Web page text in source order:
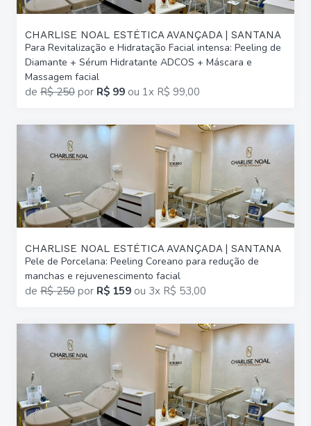
CHARLISE NOAL ESTÉTICA AVANÇADA | SANTANA
Para Revitalização e Hidratação Facial intensa: Peeling de
Diamante + Sérum Hidratante ADCOS + Máscara e
Massagem facial
de R$ 250 por R$ 99 ou 1x R$ 99,00
CHARLISE NOAL ESTÉTICA AVANÇADA | SANTANA
Pele de Porcelana: Peeling Coreano para redução de
manchas e rejuvenescimento facial
de R$ 250 por R$ 159 ou 3x R$ 53,00